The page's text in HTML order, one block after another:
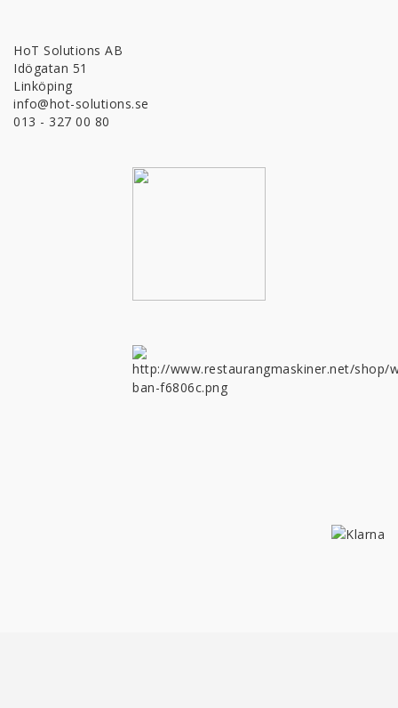
HoT Solutions AB
Idögatan 51
Linköping
info@hot-solutions.se
013 - 327 00 80